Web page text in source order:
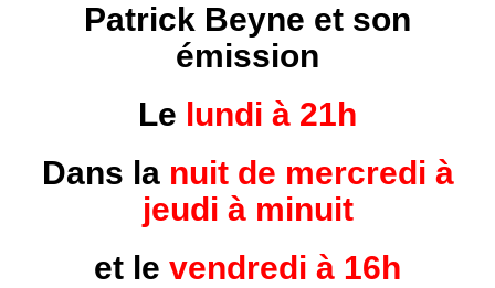
Patrick Beyne et son
émission
Le lundi à 21h
Dans la nuit de mercredi à
jeudi à minuit
et le vendredi à 16h